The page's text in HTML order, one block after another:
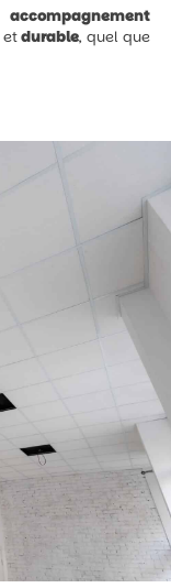
accompagnement
etdurable, quel que